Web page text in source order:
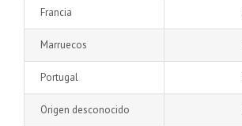
Francia
Marruecos
Portugal
Origen desconocido